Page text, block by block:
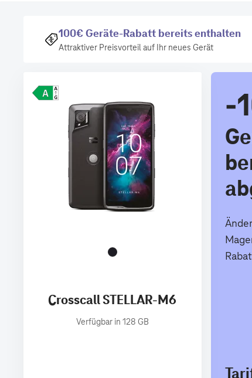
100€ Geräte-Rabatt bereits enthalten
Attraktiver Preisvorteil auf Ihr neues Gerät
Crosscall STELLAR-M6
Verfügbar in 128 GB
-